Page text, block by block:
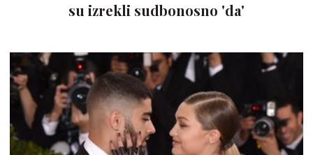
su izrekli sudbonosno 'da'